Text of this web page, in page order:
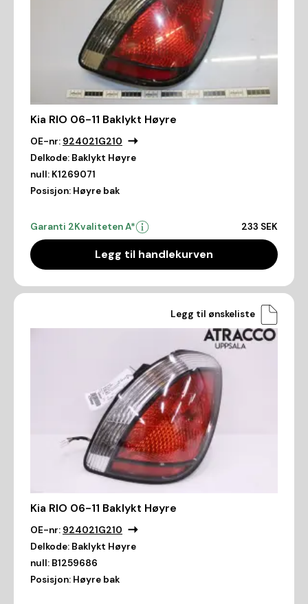
Kia RIO 06-11 Baklykt Høyre
OE-nr: 924021G210
Delkode: Baklykt Høyre
null: K1269071
Posisjon: Høyre bak
Garanti 2Kvaliteten A* 233 SEK
Legg til handlekurven
Legg til ønskeliste
Kia RIO 06-11 Baklykt Høyre
OE-nr: 924021G210
Delkode: Baklykt Høyre
null: B1259686
Posisjon: Høyre bak